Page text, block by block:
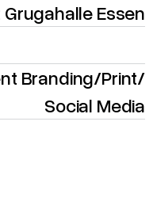
Essen
Branding/Print/
Social Media